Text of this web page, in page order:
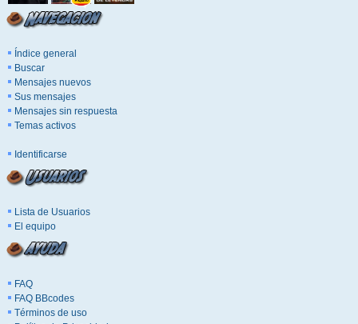
Índice general
Buscar
Mensajes nuevos
Sus mensajes
Mensajes sin respuesta
Temas activos
Identificarse
Lista de Usuarios
El equipo
FAQ
FAQ BBcodes
Términos de uso